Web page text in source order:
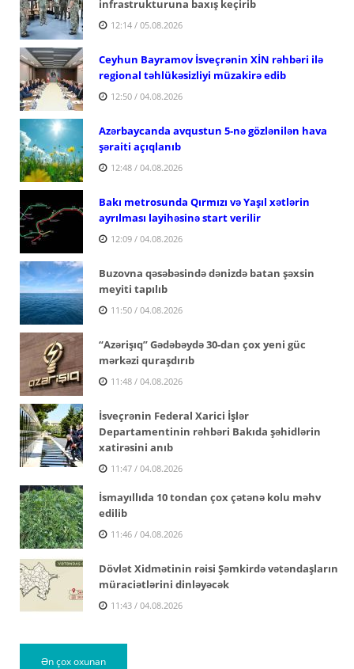
infrastrukturuna baxış keçirib
12:14 / 05.08.2026
Ceyhun Bayramov İsveçrənin XİN rəhbəri ilə
regional təhlükəsizliyi müzakirə edib
12:50 / 04.08.2026
Azərbaycanda avqustun 5-nə gözlənilən hava
şəraiti açıqlanıb
12:48 / 04.08.2026
Bakı metrosunda Qırmızı və Yaşıl xətlərin
ayrılması layihəsinə start verilir
12:09 / 04.08.2026
Buzovna qəsəbəsində dənizdə batan şəxsin
meyiti tapılıb
11:50 / 04.08.2026
“Azərişıq” Gədəbəydə 30-dan çox yeni güc
mərkəzi quraşdırıb
11:48 / 04.08.2026
İsveçrənin Federal Xarici İşlər
Departamentinin rəhbəri Bakıda şəhidlərin
xatirəsini anıb
11:47 / 04.08.2026
İsmayıllıda 10 tondan çox çətənə kolu məhv
edilib
11:46 / 04.08.2026
Dövlət Xidmətinin rəisi Şəmkirdə vətəndaşların
müraciətlərini dinləyəcək
11:43 / 04.08.2026
Ən çox oxunan